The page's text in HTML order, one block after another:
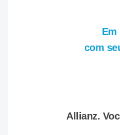
Em
com
Allianz.